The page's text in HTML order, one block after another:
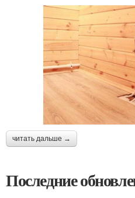
читать дальше →
Последние